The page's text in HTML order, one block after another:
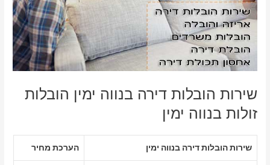
שירות הובלות דירה בנווה ימין הובלות
זולות בנווה ימין
שירות הובלות דירה בנווה ימין הערכת מחיר